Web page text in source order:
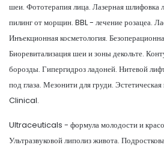
шеи. Фототерапия лица. Лазерная шлифовка
пилинг от морщин. BBL - лечение розацеа.
Инъекционная косметология.
Биоревитализация шеи и зоны декольте.
борозды. Гипергидроз ладоней. Нитевой
под глаза. Мезонити для груди.
Clinical.
Ultraceuticals - формула молодости и
Ультразвуковой липолиз живота.